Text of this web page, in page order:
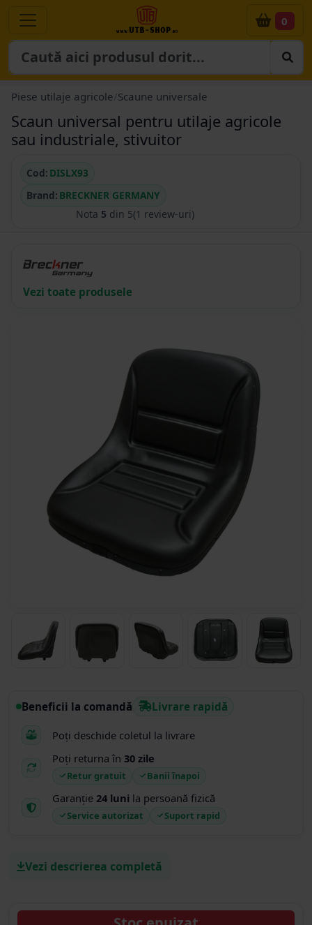
0
Piese utilaje agricole Scaune universale
Scaun universal pentru utilaje agricole
sau industriale, stivuitor
Cod: DISLX93
Brand: BRECKNER GERMANY
Nota 5 din 5(1 review-uri)
Vezi toate produsele
Beneficii la comandă Livrare rapidă
Poți deschide coletul la livrare
Poți returna în 30 zile
Retur gratuit Banii înapoi
Garanție 24 luni la persoană fizică
Service autorizat Suport rapid
Vezi descrierea completă